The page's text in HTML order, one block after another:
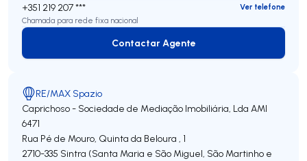
+351 219 207 ***
Ver telefone
Chamada para rede fixa nacional
Contactar Agente
Contactar Agente
RE/MAX Spazio
Caprichoso - Sociedade de Mediação Imobiliária, Lda AMI
6471
Rua Pé de Mouro, Quinta da Beloura , 1
2710-335 Sintra (Santa Maria e São Miguel, São Martinho e